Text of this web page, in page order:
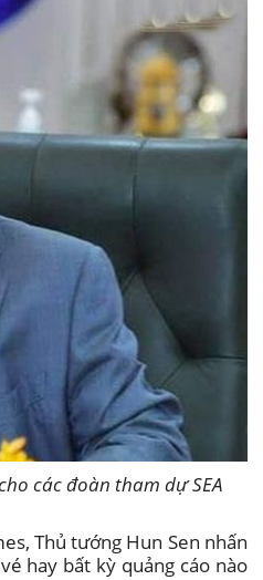
các đoàn tham dự SEA
Thủ tướng Hun Sen nhấn
hay bất kỳ quảng cáo nào